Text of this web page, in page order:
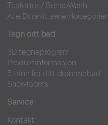
Toaletter / SensoWash
Alle Duravit serier/kategorier
Tegn ditt bad
3D tegneprogram
Produktinformasjon
5 trinn fra ditt drømmebad
Showrooms
Service
Kontakt